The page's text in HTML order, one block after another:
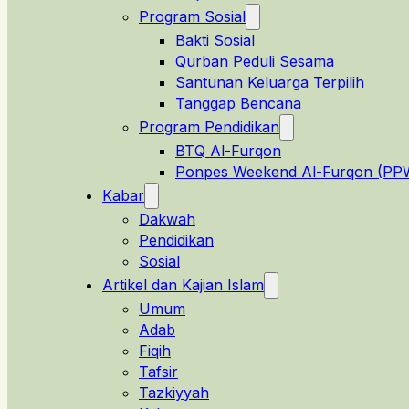
Program Sosial
Bakti Sosial
Qurban Peduli Sesama
Santunan Keluarga Terpilih
Tanggap Bencana
Program Pendidikan
BTQ Al-Furqon
Ponpes Weekend Al-Furqon
Kabar
Dakwah
Pendidikan
Sosial
Artikel dan Kajian Islam
Umum
Adab
Fiqih
Tafsir
Tazkiyyah